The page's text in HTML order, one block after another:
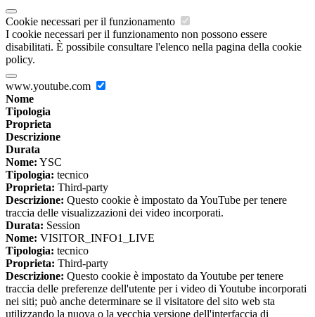
Cookie necessari per il funzionamento
I cookie necessari per il funzionamento non possono essere
disabilitati. È possibile consultare l'elenco nella pagina della cookie
policy.
www.youtube.com
Nome
Tipologia
Proprieta
Descrizione
Durata
Nome: YSC
Tipologia: tecnico
Proprieta: Third-party
Descrizione: Questo cookie è impostato da YouTube per tenere
traccia delle visualizzazioni dei video incorporati.
Durata: Session
Nome: VISITOR_INFO1_LIVE
Tipologia: tecnico
Proprieta: Third-party
Descrizione: Questo cookie è impostato da Youtube per tenere
traccia delle preferenze dell'utente per i video di Youtube incorporati
nei siti; può anche determinare se il visitatore del sito web sta
utilizzando la nuova o la vecchia versione dell'interfaccia di